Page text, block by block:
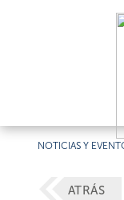
NOTICIAS Y
ATRÁS